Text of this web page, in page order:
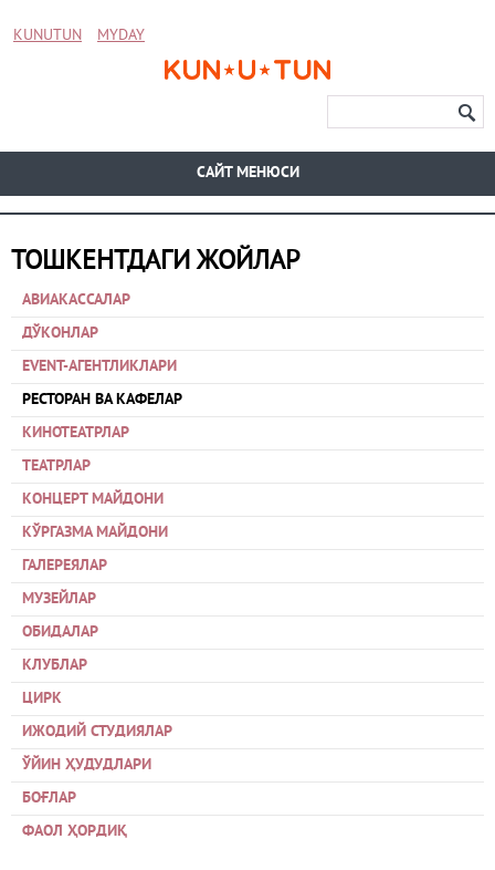
KUNUTUN MYDAY
CАЙТ МЕНЮСИ
ТОШКЕНТДАГИ ЖОЙЛАР
АВИАКАССАЛАР
ДЎКОНЛАР
EVENT-АГЕНТЛИКЛАРИ
РЕСТОРАН ВА КАФЕЛАР
КИНОТЕАТРЛАР
ТЕАТРЛАР
КОНЦЕРТ МАЙДОНИ
КЎРГАЗМА МАЙДОНИ
ГАЛЕРЕЯЛАР
МУЗЕЙЛАР
ОБИДАЛАР
КЛУБЛАР
ЦИРК
ИЖОДИЙ СТУДИЯЛАР
ЎЙИН ҲУДУДЛАРИ
БОҒЛАР
ФАОЛ ҲОРДИҚ